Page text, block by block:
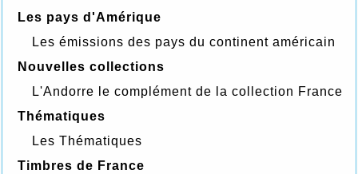
Les pays d'Amérique
Les émissions des pays du continent américain
Nouvelles collections
L'Andorre le complément de la collection France
Thématiques
Les Thématiques
Timbres de France